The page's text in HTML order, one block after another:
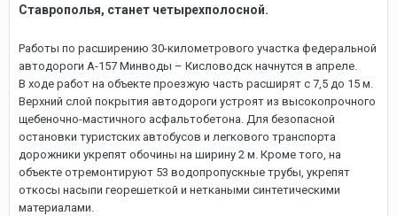
Ставрополья, станет четырехполосной.
Работы по расширению 30-километрового участка федеральной
автодороги А-157 Минводы – Кисловодск начнутся в апреле.
В ходе работ на объекте проезжую часть расширят с 7,5 до 15 м.
Верхний слой покрытия автодороги устроят из высокопрочного
щебеночно-мастичного асфальтобетона. Для безопасной
остановки туристских автобусов и легкового транспорта
дорожники укрепят обочины на ширину 2 м. Кроме того, на
объекте отремонтируют 53 водопропускные трубы, укрепят
откосы насыпи георешеткой и неткаными синтетическими
материалами.